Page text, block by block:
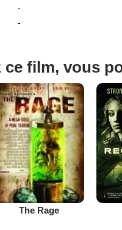
-
-
ce film, vous
The Rage